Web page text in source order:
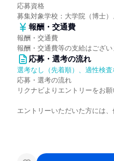
応募資格
募集対象学校：大学院（博士
報酬・交通費
報酬・交通費
報酬・交通費等の支給はござい
応募・選考の流れ
選考なし（先着順）、適性検
応募・選考の流れ
リクナビよりエントリーをお願
エントリーいただいた方には